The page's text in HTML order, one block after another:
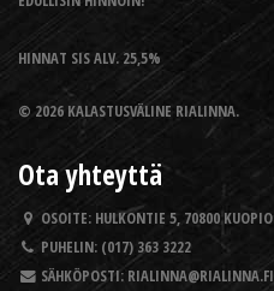
HINNAT SIS ALV. 25,5%
© 2026 KALASTUSVÄLINE RIALINNA.
Ota yhteyttä
OSOITE: HULKONTIE 5, 70800 KUOPIO
PUHELIN: (017) 363 3222
SÄHKÖPOSTI: RIALINNA@RIALINNA.FI